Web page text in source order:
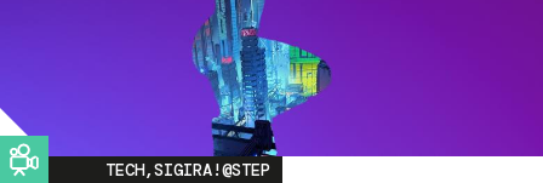
Image
TECH,SIGIRA!@STEP